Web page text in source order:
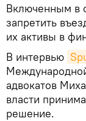
Включенным в
запретить
их активы в
В интервью
адвокатов
власти
решение.